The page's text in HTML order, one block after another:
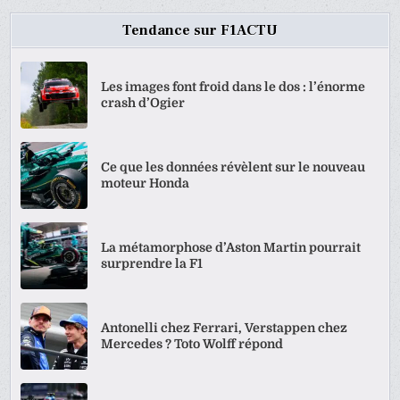
Tendance sur F1ACTU
Les images font froid dans le dos : l’énorme
crash d’Ogier
Ce que les données révèlent sur le nouveau
moteur Honda
La métamorphose d’Aston Martin pourrait
surprendre la F1
Antonelli chez Ferrari, Verstappen chez
Mercedes ? Toto Wolff répond